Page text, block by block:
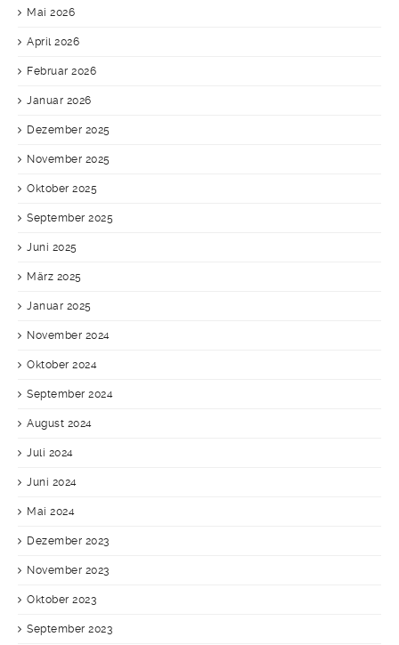
Mai 2026
April 2026
Februar 2026
Januar 2026
Dezember 2025
November 2025
Oktober 2025
September 2025
Juni 2025
März 2025
Januar 2025
November 2024
Oktober 2024
September 2024
August 2024
Juli 2024
Juni 2024
Mai 2024
Dezember 2023
November 2023
Oktober 2023
September 2023